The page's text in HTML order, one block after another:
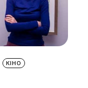
КІНО